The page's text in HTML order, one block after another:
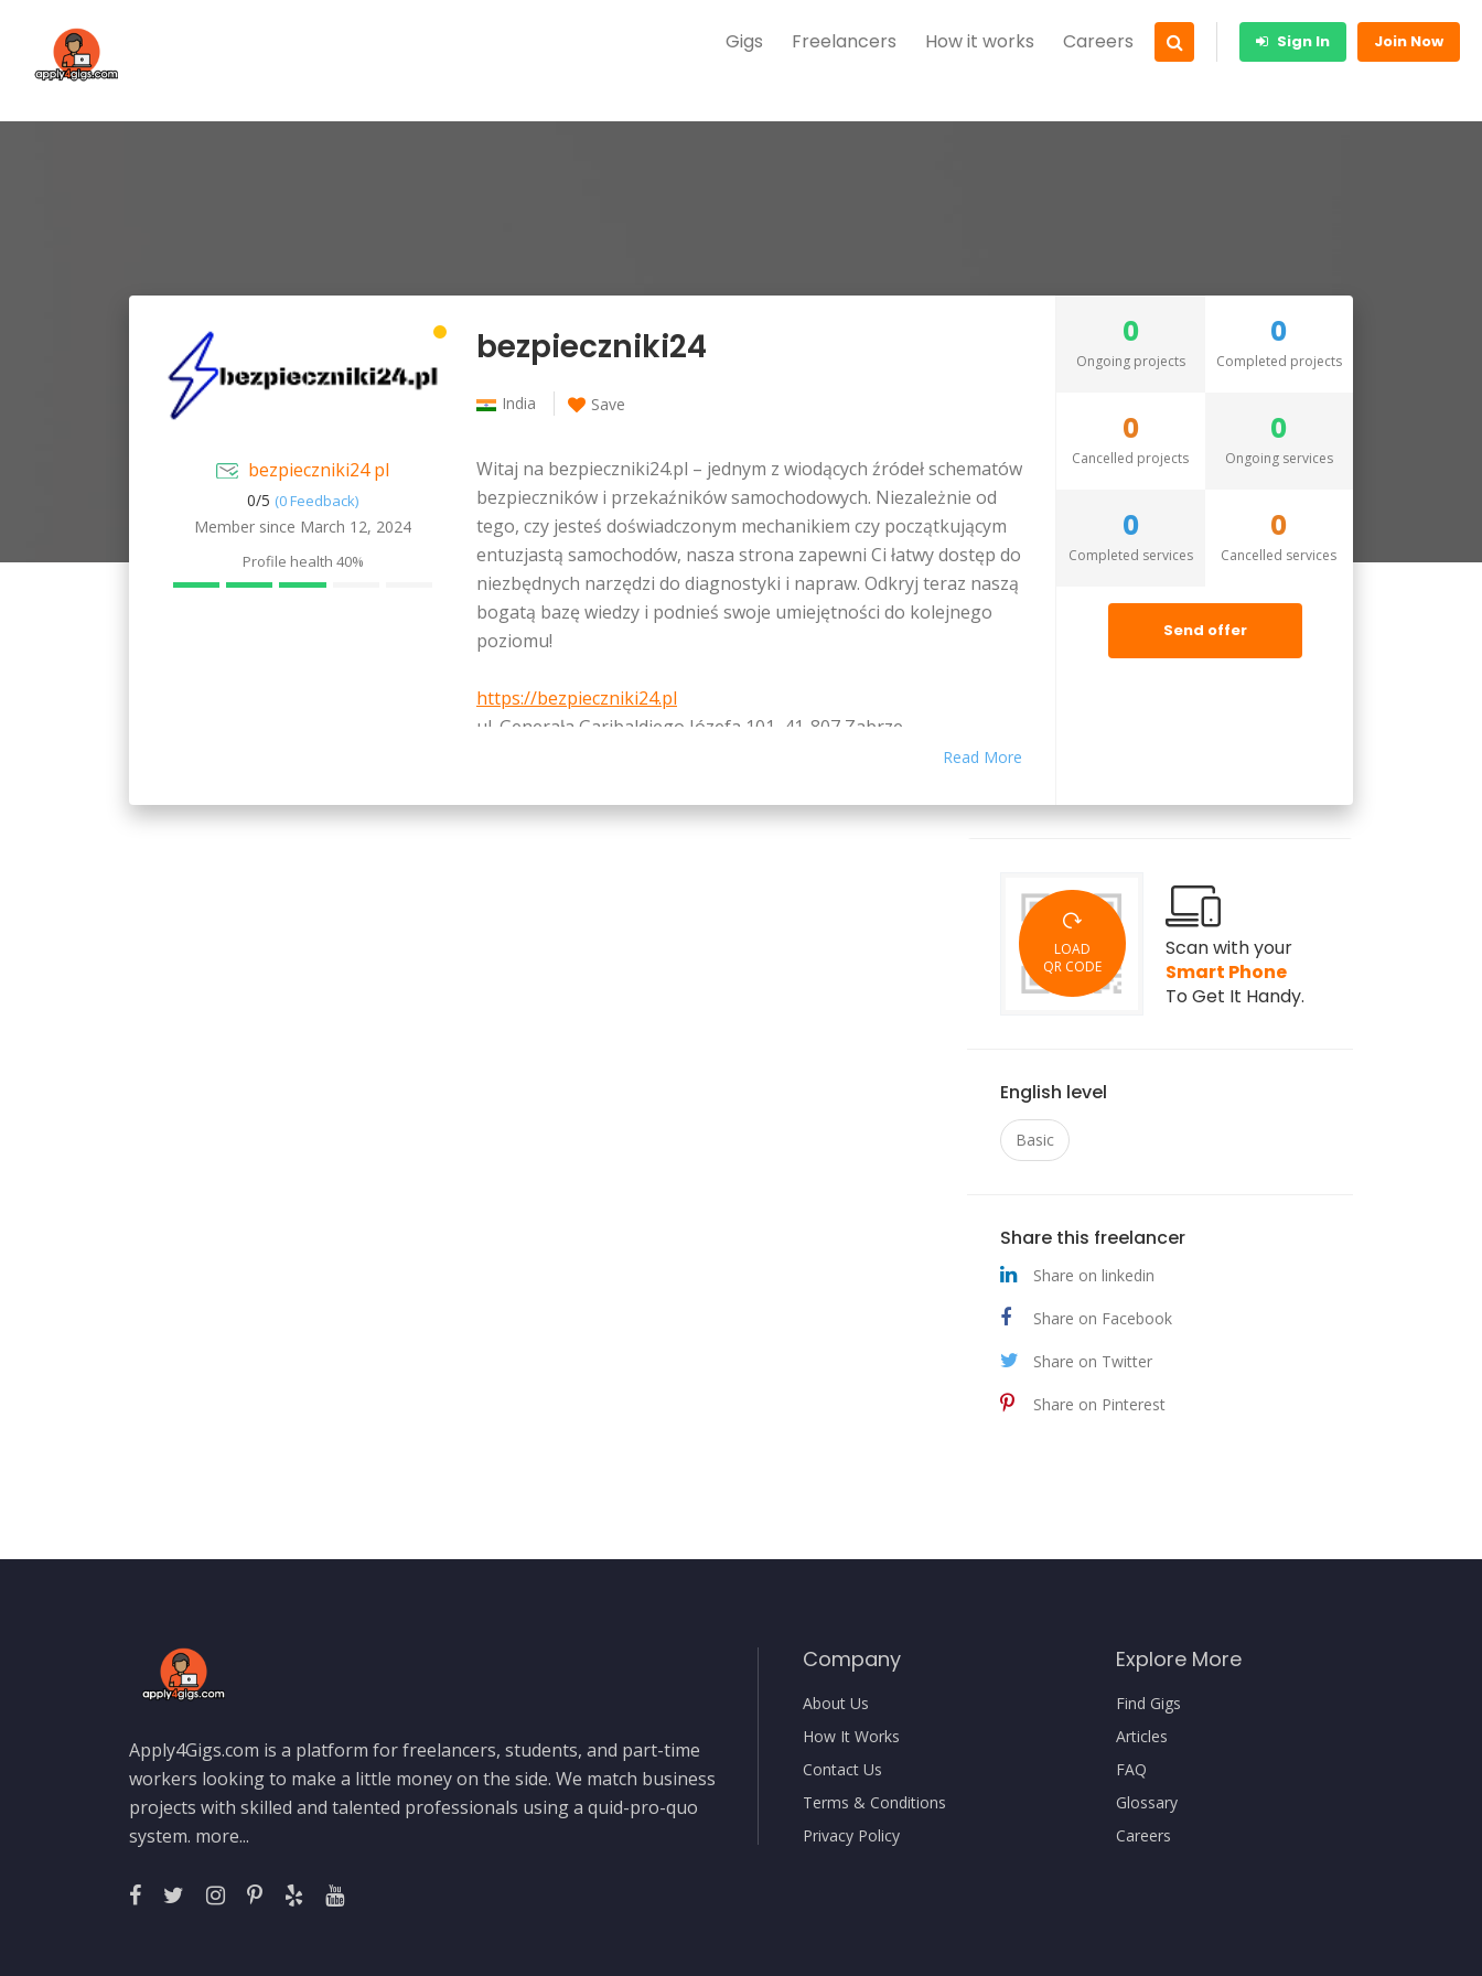
Gigs Freelancers How it works Careers Sign In Join Now
bezpieczniki24 pl
0/5 (0 Feedback)
Member since March 12, 2024
Profile health 40%
bezpieczniki24
India Save
Witaj na bezpieczniki24.pl – jednym z wiodących źródeł schematów
bezpieczników i przekaźników samochodowych. Niezależnie od
tego, czy jesteś doświadczonym mechanikiem czy początkującym
entuzjastą samochodów, nasza strona zapewni Ci łatwy dostęp do
niezbędnych narzędzi do diagnostyki i napraw. Odkryj teraz naszą
bogatą bazę wiedzy i podnieś swoje umiejętności do kolejnego
poziomu!
https://bezpieczniki24.pl
ul. Generała Garibaldiego Józefa 101, 41-807 Zabrze
Read More
0
Ongoing projects
0
Completed projects
0
Cancelled projects
0
Ongoing services
0
Completed services
0
Cancelled services
Send offer
LOAD
QR CODE
Scan with your
Smart Phone
To Get It Handy.
English level
Basic
Share this freelancer
Share on linkedin
Share on Facebook
Share on Twitter
Share on Pinterest
Apply4Gigs.com is a platform for freelancers, students, and part-time
workers looking to make a little money on the side. We match business
projects with skilled and talented professionals using a quid-pro-quo
system. more...
Company
About Us
How It Works
Contact Us
Terms & Conditions
Privacy Policy
Explore More
Find Gigs
Articles
FAQ
Glossary
Careers